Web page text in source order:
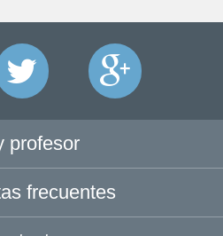
profesor
frecuentes